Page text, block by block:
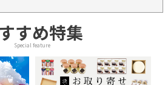
すめ特集
Special feature